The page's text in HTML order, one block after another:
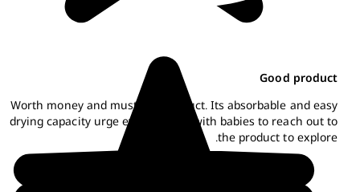
Good
Worth money and must buy product. Its absorbable and
drying capacity urge every parent with babies to reach out
the product to